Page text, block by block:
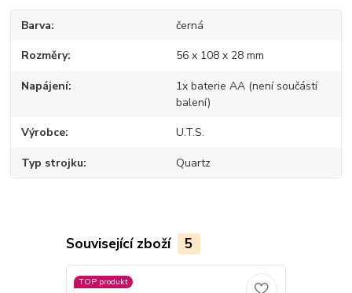
Barva černá
Rozměry 56 x 108 x 28 mm
Napájení
1x baterie AA (není součástí
balení)
Výrobce U.T.S.
Typ strojku Quartz
Související zboží 5
TOP produkt